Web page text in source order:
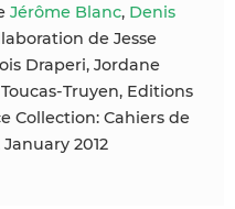
Jérôme Blanc, Denis
de Jesse
Draperi, Jordane
Truyen, Editions
Collection: Cahiers de
2012